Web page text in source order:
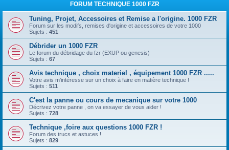
FORUM TECHNIQUE 1000 FZR
Tuning, Projet, Accessoires et Remise a l'origine. 1000 FZR
Forum sur les modifs, remises d'origine et accessoires de votre 1000
Sujets : 451
Débrider un 1000 FZR
Le forum du débridage du fzr (EXUP ou genesis)
Sujets : 67
Avis technique , choix materiel , équipement 1000 FZR .....
Votre avis m’intéresse sur un choix à faire en matière technique !
Sujets : 511
C'est la panne ou cours de mecanique sur votre 1000
Décrivez votre panne , on va essayer de vous aider !
Sujets : 728
Technique ,foire aux questions 1000 FZR !
Forum des trucs et astuces !
Sujets : 829